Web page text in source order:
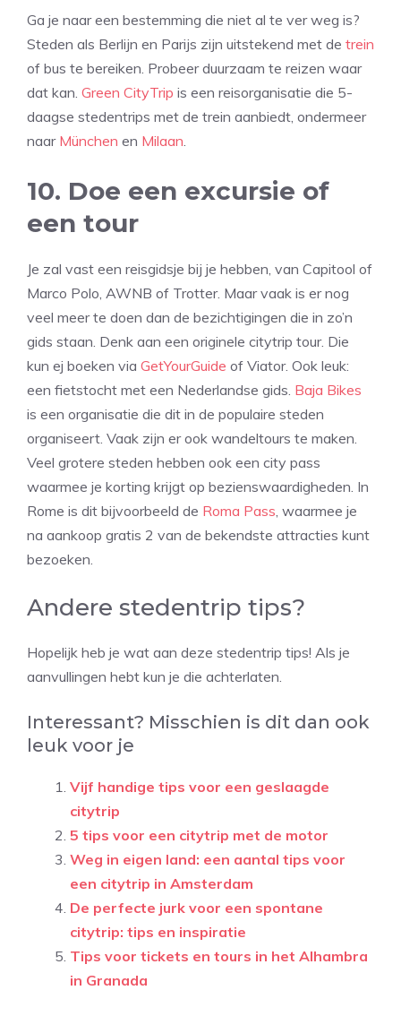
Ga je naar een bestemming die niet al te ver weg is?
Steden als Berlijn en Parijs zijn uitstekend met de trein
of bus te bereiken. Probeer duurzaam te reizen waar
dat kan. Green CityTrip is een reisorganisatie die 5-
daagse stedentrips met de trein aanbiedt, ondermeer
naar München en Milaan.
10. Doe een excursie of
een tour
Je zal vast een reisgidsje bij je hebben, van Capitool of
Marco Polo, AWNB of Trotter. Maar vaak is er nog
veel meer te doen dan de bezichtigingen die in zo’n
gids staan. Denk aan een originele citytrip tour. Die
kun ej boeken via GetYourGuide of Viator. Ook leuk:
een fietstocht met een Nederlandse gids. Baja Bikes
is een organisatie die dit in de populaire steden
organiseert. Vaak zijn er ook wandeltours te maken.
Veel grotere steden hebben ook een city pass
waarmee je korting krijgt op bezienswaardigheden. In
Rome is dit bijvoorbeeld de Roma Pass, waarmee je
na aankoop gratis 2 van de bekendste attracties kunt
bezoeken.
Andere stedentrip tips?
Hopelijk heb je wat aan deze stedentrip tips! Als je
aanvullingen hebt kun je die achterlaten.
Interessant? Misschien is dit dan ook
leuk voor je
Vijf handige tips voor een geslaagde
citytrip
5 tips voor een citytrip met de motor
Weg in eigen land: een aantal tips voor
een citytrip in Amsterdam
De perfecte jurk voor een spontane
citytrip: tips en inspiratie
Tips voor tickets en tours in het Alhambra
in Granada